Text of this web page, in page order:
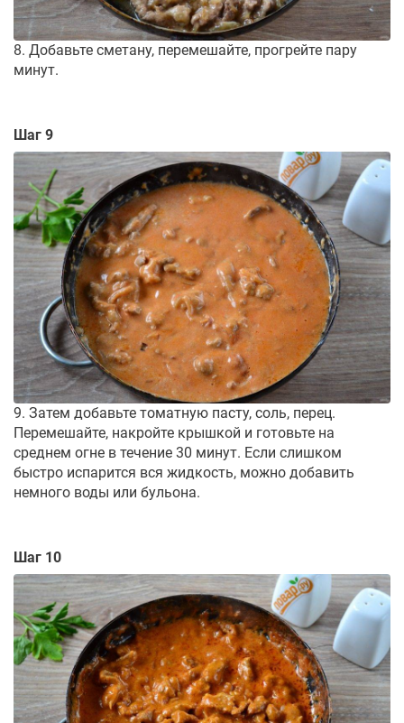
8. Добавьте сметану, перемешайте, прогрейте пару
минут.
Шаг 9
9. Затем добавьте томатную пасту, соль, перец.
Перемешайте, накройте крышкой и готовьте на
среднем огне в течение 30 минут. Если слишком
быстро испарится вся жидкость, можно добавить
немного воды или бульона.
Шаг 10